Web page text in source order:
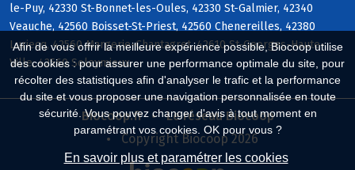
Afin de vous offrir la meilleure expérience possible, Biocoop utilise
des cookies : pour assurer une performance optimale du site, pour
récolter des statistiques afin d'analyser le trafic et la performance
du site et vous proposer une navigation personnalisée en toute
sécurité. Vous pouvez changer d'avis à tout moment en
paramétrant vos cookies. OK pour vous ?
En savoir plus et paramétrer les cookies
le-Puy, 42330 St-Bonnet-les-Oules, 42330 St-Galmier, 42340
Veauche, 42560 Boisset-St-Priest, 42560 Chenereilles, 42380
Luriecq, 42560 Margerie-Chantagret, 42610 St-Georges-Haute-
Ville, 42560 Soleymieux
Biocoop.fr
Le réseau Biocoop
Copyright Biocoop 2026